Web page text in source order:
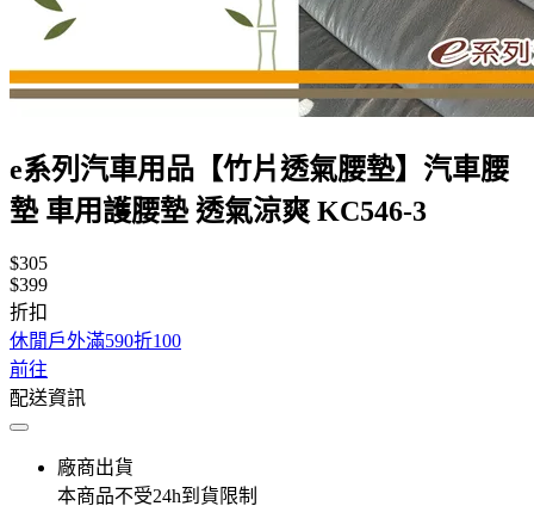
e系列汽車用品【竹片透氣腰墊】汽車腰
墊 車用護腰墊 透氣涼爽 KC546-3
$305
$399
折扣
休閒戶外滿590折100
前往
配送資訊
廠商出貨
本商品不受24h到貨限制